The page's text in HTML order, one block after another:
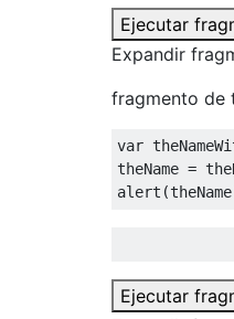
Ejecutar
Expandir
fragmento de
var
theName =
alert (theName
Ejecutar